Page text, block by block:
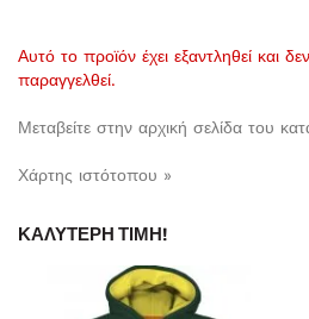
Αυτό το προϊόν έχει εξαντληθεί και
παραγγελθεί.
Μεταβείτε στην αρχική σελίδα του
Χάρτης ιστότοπου »
ΚΑΛΎΤΕΡΗ ΤΙΜΉ!